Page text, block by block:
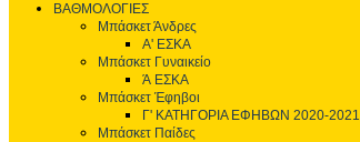
ΒΑΘΜΟΛΟΓΙΕΣ
Μπάσκετ Άνδρες
Α' ΕΣΚΑ
Μπάσκετ Γυναικείο
Ά ΕΣΚΑ
Μπάσκετ Έφηβοι
Γ' ΚΑΤΗΓΟΡΙΑ ΕΦΗΒΩΝ 2020-2021
Μπάσκετ Παίδες